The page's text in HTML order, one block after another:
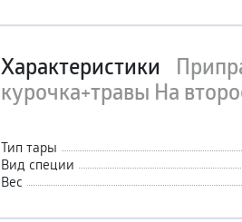
Характеристики
курочка+травы На
Тип тары
Вид специи
Вес